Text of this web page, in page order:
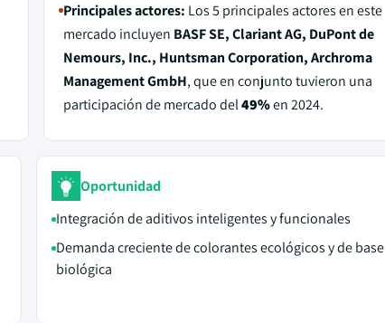
Principales actores: Los 5 principales actores en este
mercado incluyen BASF SE, Clariant AG, DuPont de
Nemours, Inc., Huntsman Corporation, Archroma
Management GmbH, que en conjunto tuvieron una
participación de mercado del49%en 2024.
Oportunidad
Integración de aditivos inteligentes y funcionales
Demanda creciente de colorantes ecológicos y de base
biológica